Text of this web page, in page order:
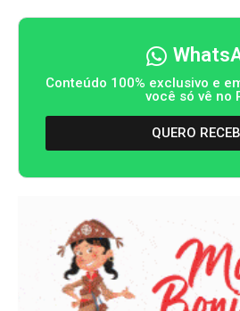
Conteúdo 100% exclusivo e
você só vê no
QUERO